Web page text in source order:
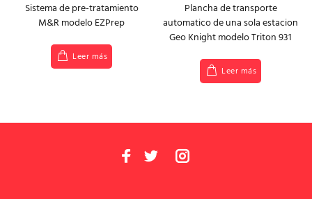
Sistema de pre-tratamiento
M&R modelo EZPrep
Leer más
Plancha de transporte
automatico de una sola estacion
Geo Knight modelo Triton 931
Leer más